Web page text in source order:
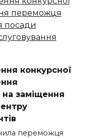
конкурсної
заміщення
переможця